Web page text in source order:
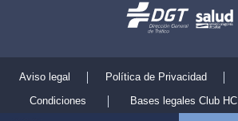
-
f
g
r
m
d
i
-
i
n
Aviso legal Política de Privacidad
Condiciones
Bases legales Club HC